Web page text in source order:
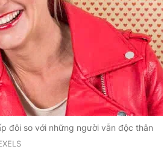
đôi so với những người vẫn độc thân